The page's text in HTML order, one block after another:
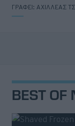
ΓΡΑΦΕΙ: ΑΧΙΛΛΕΑΣ
BEST OF